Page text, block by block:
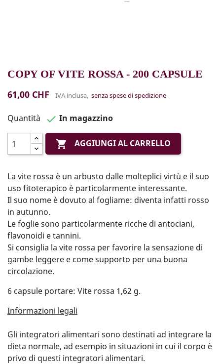
COPY OF VITE ROSSA - 200 CAPSULE
61,00 CHF IVA inclusa, senza spese di spedizione
Quantità  In magazzino
 AGGIUNGI AL CARRELLO
La vite rossa è un arbusto dalle molteplici virtù e il suo
uso fitoterapico è particolarmente interessante.
Il suo nome è dovuto al fogliame: diventa infatti rosso
in autunno.
Le foglie sono particolarmente ricche di antociani,
flavonoidi e tannini.
Si consiglia la vite rossa per favorire la sensazione di
gambe leggere e come supporto per una buona
circolazione.
6 capsule portare: Vite rossa 1,62 g.
Informazioni legali
Gli integratori alimentari sono destinati ad integrare la
dieta normale, ad esempio in situazioni in cui il corpo è
privo di questi integratori alimentari.